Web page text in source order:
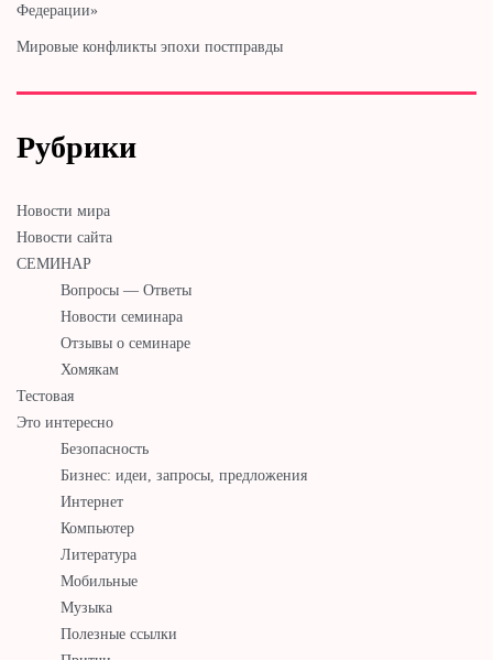
Федерации»
Мировые конфликты эпохи постправды
Рубрики
Новости мира
Новости сайта
СЕМИНАР
Вопросы — Ответы
Новости семинара
Отзывы о семинаре
Хомякам
Тестовая
Это интересно
Безопасность
Бизнес: идеи, запросы, предложения
Интернет
Компьютер
Литература
Мобильные
Музыка
Полезные ссылки